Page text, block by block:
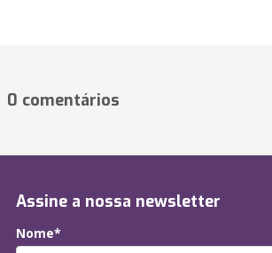
0 comentários
Assine a nossa newsletter
Nome*